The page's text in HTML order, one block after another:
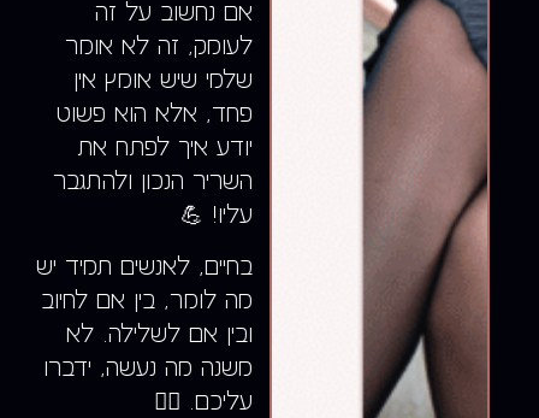
אם נחשוב על זה
לעומק, זה לא אומר
שלמי שיש אומץ אין
פחד, אלא הוא פשוט
יודע איך לפתח את
השריר הנכון ולהתגבר
עליו! 💪
בחיים, לאנשים תמיד יש
מה לומר, בין אם לחיוב
ובין אם לשלילה. לא
משנה מה נעשה, ידברו
עליכם. 🤷‍♀️